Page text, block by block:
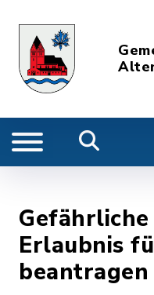
Erlaubnis
beantragen